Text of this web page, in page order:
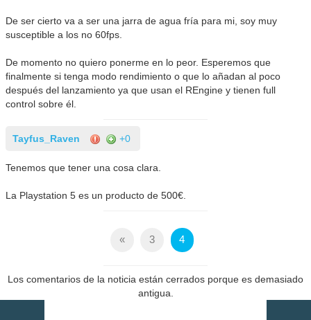
De ser cierto va a ser una jarra de agua fría para mi, soy muy
susceptible a los no 60fps.
De momento no quiero ponerme en lo peor. Esperemos que
finalmente si tenga modo rendimiento o que lo añadan al poco
después del lanzamiento ya que usan el REngine y tienen full
control sobre él.
Tayfus_Raven +0
Tenemos que tener una cosa clara.
La Playstation 5 es un producto de 500€.
« 3 4
Los comentarios de la noticia están cerrados porque es demasiado
antigua.